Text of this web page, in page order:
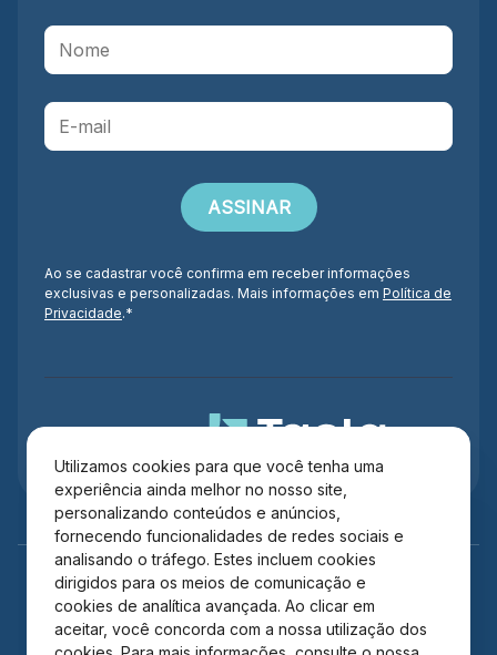
Utilizamos cookies para que você tenha uma
experiência ainda melhor no nosso site,
personalizando conteúdos e anúncios,
fornecendo funcionalidades de redes sociais e
analisando o tráfego. Estes incluem cookies
dirigidos para os meios de comunicação e
cookies de analítica avançada. Ao clicar em
aceitar, você concorda com a nossa utilização dos
Ao se cadastrar você confirma em receber informações
exclusivas e personalizadas. Mais informações em Política de
Privacidade.*